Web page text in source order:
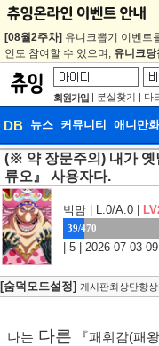
[08월2주차] 유니크뽑기 이벤트
인도 참여할 수 있으며, 유니크당
회원가입 | 분실찾기 | 다
DB 뉴스 커뮤니티 애니만화
DB 뉴
웹툰
(※ 약 장문주의) 내가 옛
류오』 사용자다.
빅맘 | L:0/A:0 |
39/470
| 5 | 2026-07-03
[숨덕모드설정] 게시판최상단항
나는 다른 『패휘감(패